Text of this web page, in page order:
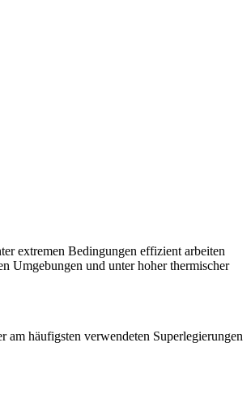
extremen Bedingungen effizient arbeiten
Umgebungen und unter hoher thermischer
häufigsten verwendeten Superlegierungen